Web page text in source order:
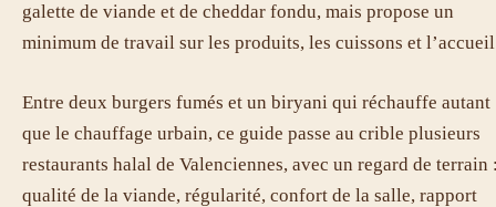
galette de viande et de cheddar fondu, mais propose un
minimum de travail sur les produits, les cuissons et
Entre deux burgers fumés et un biryani qui réchauffe autant
que le chauffage urbain, ce guide passe au crible plusieurs
restaurants halal de Valenciennes, avec un regard de terrain
qualité de la viande, régularité, confort de la salle, rapport